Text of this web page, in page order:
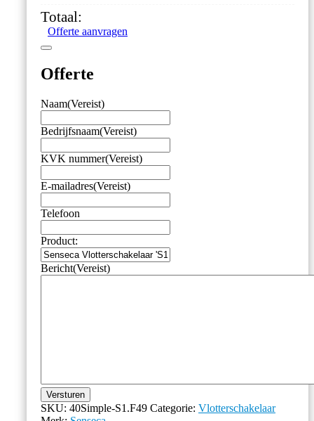
–
Ø49
mm
6
Totaal:
Offerte aanvragen
Offerte
Naam(Vereist)
Bedrijfsnaam(Vereist)
KVK nummer(Vereist)
E-mailadres(Vereist)
Telefoon
Product:
Bericht(Vereist)
Versturen
SKU: 40Simple-S1.F49 Categorie: Vlotterschakelaar